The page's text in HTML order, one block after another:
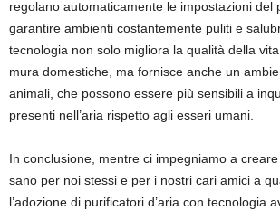
regolano automaticamente le impostazioni del
garantire ambienti costantemente puliti e
tecnologia non solo migliora la qualità della
mura domestiche, ma fornisce anche un
animali, che possono essere più sensibili a
presenti nell’aria rispetto agli esseri umani.
In conclusione, mentre ci impegniamo a
sano per noi stessi e per i nostri cari amici a
l’adozione di purificatori d’aria con tecnologia